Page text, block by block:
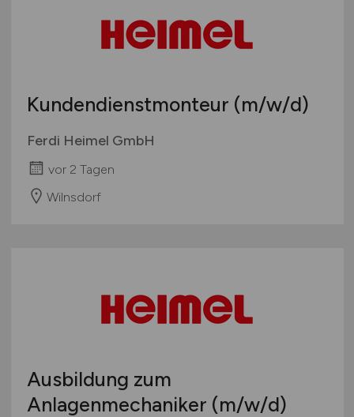
Kundendienstmonteur (m/w/d)
Ferdi Heimel GmbH
vor 2 Tagen
Wilnsdorf
Ausbildung zum
Anlagenmechaniker (m/w/d)